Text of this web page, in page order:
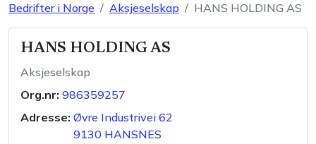
Bedrifter i Norge Aksjeselskap HANS HOLDING AS
HANS HOLDING AS
Aksjeselskap
Org.nr: 986359257
Adresse: Øvre Industrivei 62
9130 HANSNES